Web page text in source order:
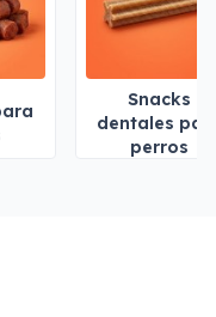
Snacks
dentales
perros